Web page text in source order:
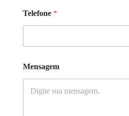
Telefone *
Mensagem